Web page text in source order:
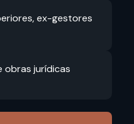
ex-gestores
obras jurídicas